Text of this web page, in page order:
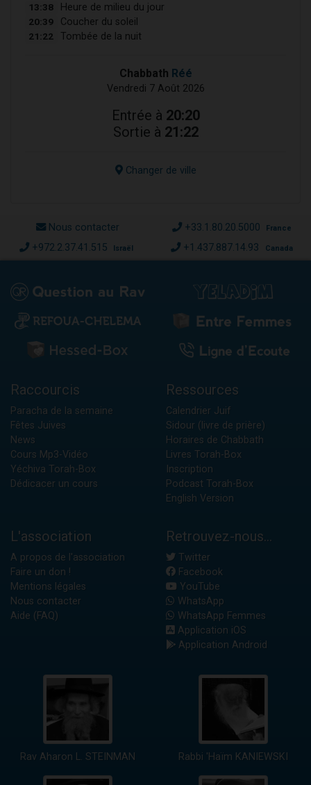
13:38 Heure de milieu du jour
20:39 Coucher du soleil
21:22 Tombée de la nuit
Chabbath Réé
Vendredi 7 Août 2026
Entrée à 20:20
Sortie à 21:22
Changer de ville
Nous contacter +33.1.80.20.5000 France
+972.2.37.41.515 Israël +1.437.887.14.93 Canada
Raccourcis
Paracha de la semaine
Fêtes Juives
News
Cours Mp3-Vidéo
Yéchiva Torah-Box
Dédicacer un cours
Ressources
Calendrier Juif
Sidour (livre de prière)
Horaires de Chabbath
Livres Torah-Box
Inscription
Podcast Torah-Box
English Version
L'association
A propos de l'association
Faire un don !
Mentions légales
Nous contacter
Aide (FAQ)
Retrouvez-nous...
Twitter
Facebook
YouTube
WhatsApp
WhatsApp Femmes
Application iOS
Application Android
Rav Aharon L. STEINMAN Rabbi 'Haïm KANIEWSKI